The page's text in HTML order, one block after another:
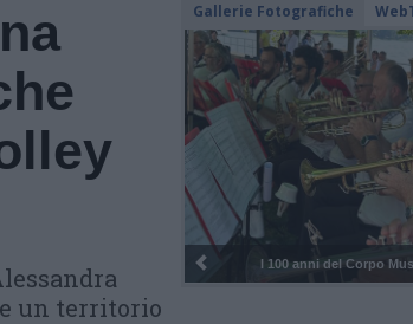
un territorio
Gallerie Fotografiche
I 100 anni del Corpo